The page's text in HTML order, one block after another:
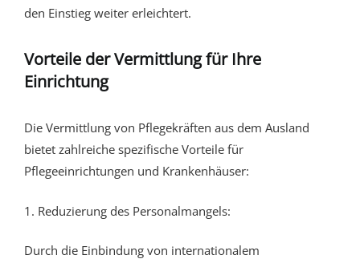
den Einstieg weiter erleichtert.
Vorteile der Vermittlung für Ihre
Einrichtung
Die Vermittlung von Pflegekräften aus dem Ausland
bietet zahlreiche spezifische Vorteile für
Pflegeeinrichtungen und Krankenhäuser:
1. Reduzierung des Personalmangels:
Durch die Einbindung von internationalem